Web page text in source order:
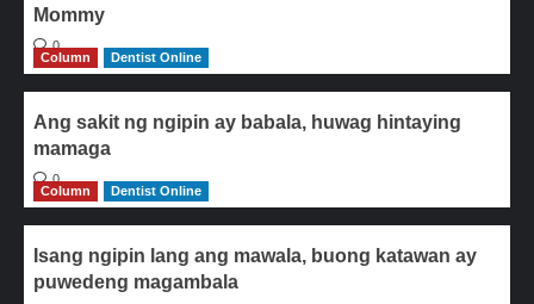
Mommy
0
Column
Dentist Online
Ang sakit ng ngipin ay babala, huwag hintaying
mamaga
0
Column
Dentist Online
Isang ngipin lang ang mawala, buong katawan ay
puwedeng magambala